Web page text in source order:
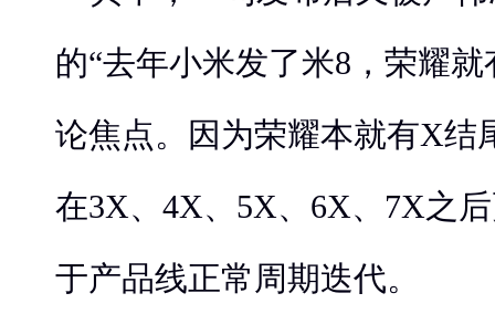
的“去年小米发了米8，荣耀
论焦点。因为荣耀本就有X结
在3X、4X、5X、6X、7X之
于产品线正常周期迭代。